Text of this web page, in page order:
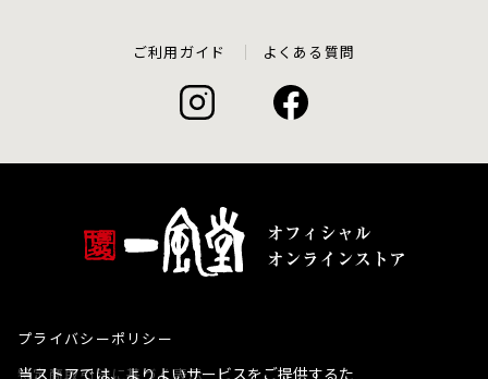
ご利用ガイド よくある質問
プライバシーポリシー
特定商取引法に基づく表示
当ストアでは、よりよいサービスをご提供するた